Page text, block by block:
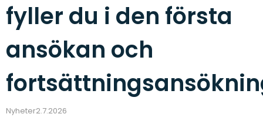
fyller du i den första
ansökan och
Nyheter2.7.2026